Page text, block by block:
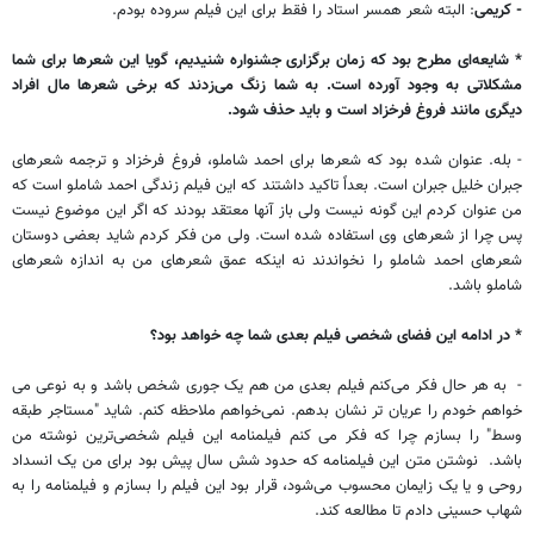
- کریمی: البته شعر همسر استاد را فقط برای این فیلم سروده بودم.
* شایعه‌ای مطرح بود که زمان برگزاری جشنواره شنیدیم، گویا این شعرها برای شما
مشکلاتی به وجود آورده است. به شما زنگ می‌زدند که برخی شعرها مال افراد
دیگری مانند فروغ فرخزاد است و باید حذف شود.
- بله. عنوان شده بود که شعرها برای احمد شاملو، فروغ فرخزاد و ترجمه شعرهای
جبران خلیل جبران است. بعداً‌ تاکید داشتند که این فیلم زندگی احمد شاملو است که
من عنوان کردم این گونه نیست ولی باز آنها معتقد بودند که اگر این موضوع نیست
پس چرا از شعرهای وی استفاده شده است. ولی من فکر کردم شاید بعضی دوستان
شعرهای احمد شاملو را نخواندند نه اینکه عمق شعرهای من به اندازه شعرهای
شاملو باشد.
* در ادامه این فضای شخصی فیلم بعدی شما چه خواهد بود؟
- به هر حال فکر می‌کنم فیلم بعدی من هم یک جوری شخص باشد و به نوعی می
خواهم خودم را عریان تر نشان بدهم. نمی‌خواهم ملاحظه کنم. شاید "مستاجر طبقه
وسط" را بسازم چرا که فکر می‌ کنم فیلمنامه این فیلم شخصی‌ترین نوشته من
باشد. نوشتن متن این فیلمنامه که حدود شش سال پیش بود برای من یک انسداد
روحی و یا یک زایمان محسوب می‌شود، قرار بود این فیلم را بسازم و فیلمنامه را به
شهاب حسینی دادم تا مطالعه کند.